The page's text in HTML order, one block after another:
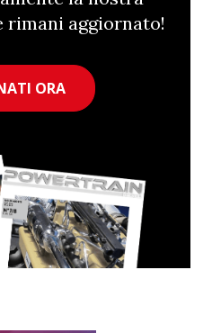
rimani aggiornato!
ORA